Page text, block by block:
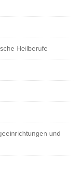
Heilberufe
und